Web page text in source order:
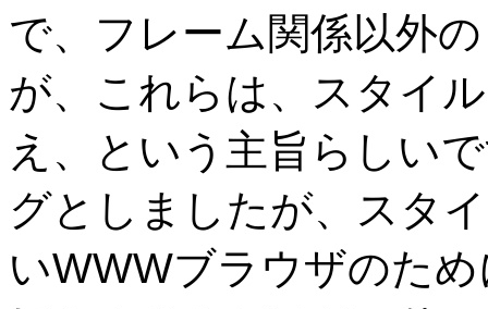
で、フレーム関係以外
が、これらは、スタイ
え、という主旨らしい
グとしましたが、スタ
いWWWブラウザのた